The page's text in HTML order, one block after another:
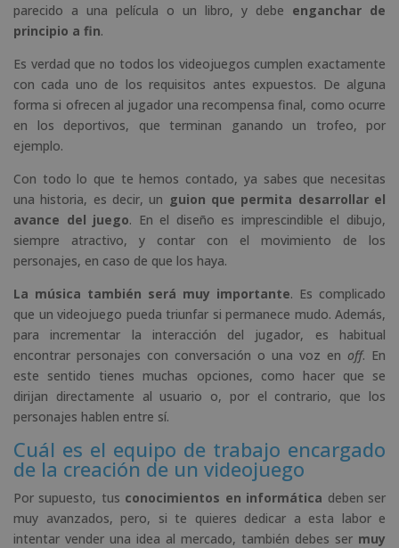
parecido a una película o un libro, y debe enganchar de
principio a fin.
Es verdad que no todos los videojuegos cumplen exactamente
con cada uno de los requisitos antes expuestos. De alguna
forma si ofrecen al jugador una recompensa final, como ocurre
en los deportivos, que terminan ganando un trofeo, por
ejemplo.
Con todo lo que te hemos contado, ya sabes que necesitas
una historia, es decir, un guion que permita desarrollar el
avance del juego. En el diseño es imprescindible el dibujo,
siempre atractivo, y contar con el movimiento de los
personajes, en caso de que los haya.
La música también será muy importante. Es complicado
que un videojuego pueda triunfar si permanece mudo. Además,
para incrementar la interacción del jugador, es habitual
encontrar personajes con conversación o una voz en off. En
este sentido tienes muchas opciones, como hacer que se
dirijan directamente al usuario o, por el contrario, que los
personajes hablen entre sí.
Cuál es el equipo de trabajo encargado
de la creación de un videojuego
Por supuesto, tus conocimientos en informática deben ser
muy avanzados, pero, si te quieres dedicar a esta labor e
intentar vender una idea al mercado, también debes ser muy